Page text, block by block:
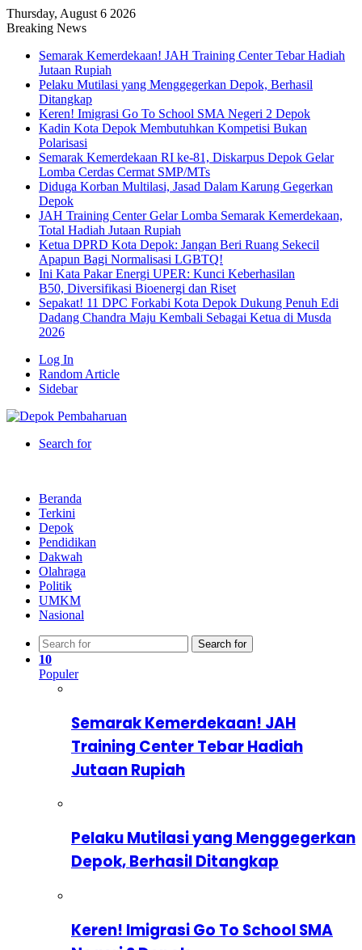
Thursday, August 6 2026
Breaking News
Semarak Kemerdekaan! JAH Training Center Tebar Hadiah
Jutaan Rupiah
Pelaku Mutilasi yang Menggegerkan Depok, Berhasil
Ditangkap
Keren! Imigrasi Go To School SMA Negeri 2 Depok
Kadin Kota Depok Membutuhkan Kompetisi Bukan
Polarisasi
Semarak Kemerdekaan RI ke-81, Diskarpus Depok Gelar
Lomba Cerdas Cermat SMP/MTs
Diduga Korban Multilasi, Jasad Dalam Karung Gegerkan
Depok
JAH Training Center Gelar Lomba Semarak Kemerdekaan,
Total Hadiah Jutaan Rupiah
Ketua DPRD Kota Depok: Jangan Beri Ruang Sekecil
Apapun Bagi Normalisasi LGBTQ!
Ini Kata Pakar Energi UPER: Kunci Keberhasilan
B50, Diversifikasi Bioenergi dan Riset
Sepakat! 11 DPC Forkabi Kota Depok Dukung Penuh Edi
Dadang Chandra Maju Kembali Sebagai Ketua di Musda
2026
Log In
Random Article
Sidebar
Search for
Beranda
Terkini
Depok
Pendidikan
Dakwah
Olahraga
Politik
UMKM
Nasional
Search for
10
Populer
Semarak Kemerdekaan! JAH
Training Center Tebar Hadiah
Jutaan Rupiah
Pelaku Mutilasi yang Menggegerkan
Depok, Berhasil Ditangkap
Keren! Imigrasi Go To School SMA